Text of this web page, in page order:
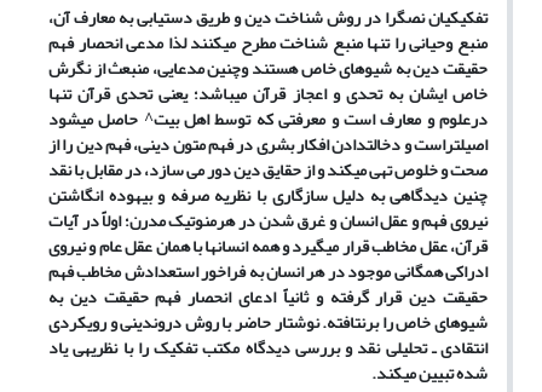
تفکیکیان نص‏گرا در روش شناخت دین و طریق دستیابی به معارف آن،
منبع وحیانی را تنها منبع شناخت مطرح می‏کنند لذا مدعی انحصار فهم
حقیقت دین به شیوه‏ای خاص هستند وچنین مدعایی، منبعث از نگرش
خاص ایشان به تحدی و اعجاز قرآن می‏باشد؛ یعنی تحدی قرآن تنها
درعلوم و معارف است و معرفتی که توسط اهل بیت^ حاصل می‏شود
اصیل‏تراست و دخالت‏دادن افکار بشری در فهم متون دینی، فهم دین را از
صحت و خلوص تهی می‏کند و از حقایق دین دور می سازد، در مقابل با نقد
چنین دیدگاهی به دلیل سازگاری با نظریه صرفه و بیهوده انگاشتن
نیروی فهم و عقل انسان و غرق شدن در هرمنوتیک مدرن؛ اولاً در آیات
قرآن، عقل مخاطب قرار می‏گیرد و همه انسان‏ها با همان عقل عام و نیروی
ادراکی همگانی موجود در هر انسان به فراخور استعدادش مخاطب فهم
حقیقت دین قرار گرفته و ثانیاً ادعای انحصار فهم حقیقت دین به
شیوه‏ای خاص را برنتافته. نوشتار حاضر با روش درون‏دینی و رویکردی
انتقادی ـ تحلیلی نقد و بررسی دیدگاه مکتب تفکیک را با نظریه‏ی یاد
شده تبیین می‏کند.